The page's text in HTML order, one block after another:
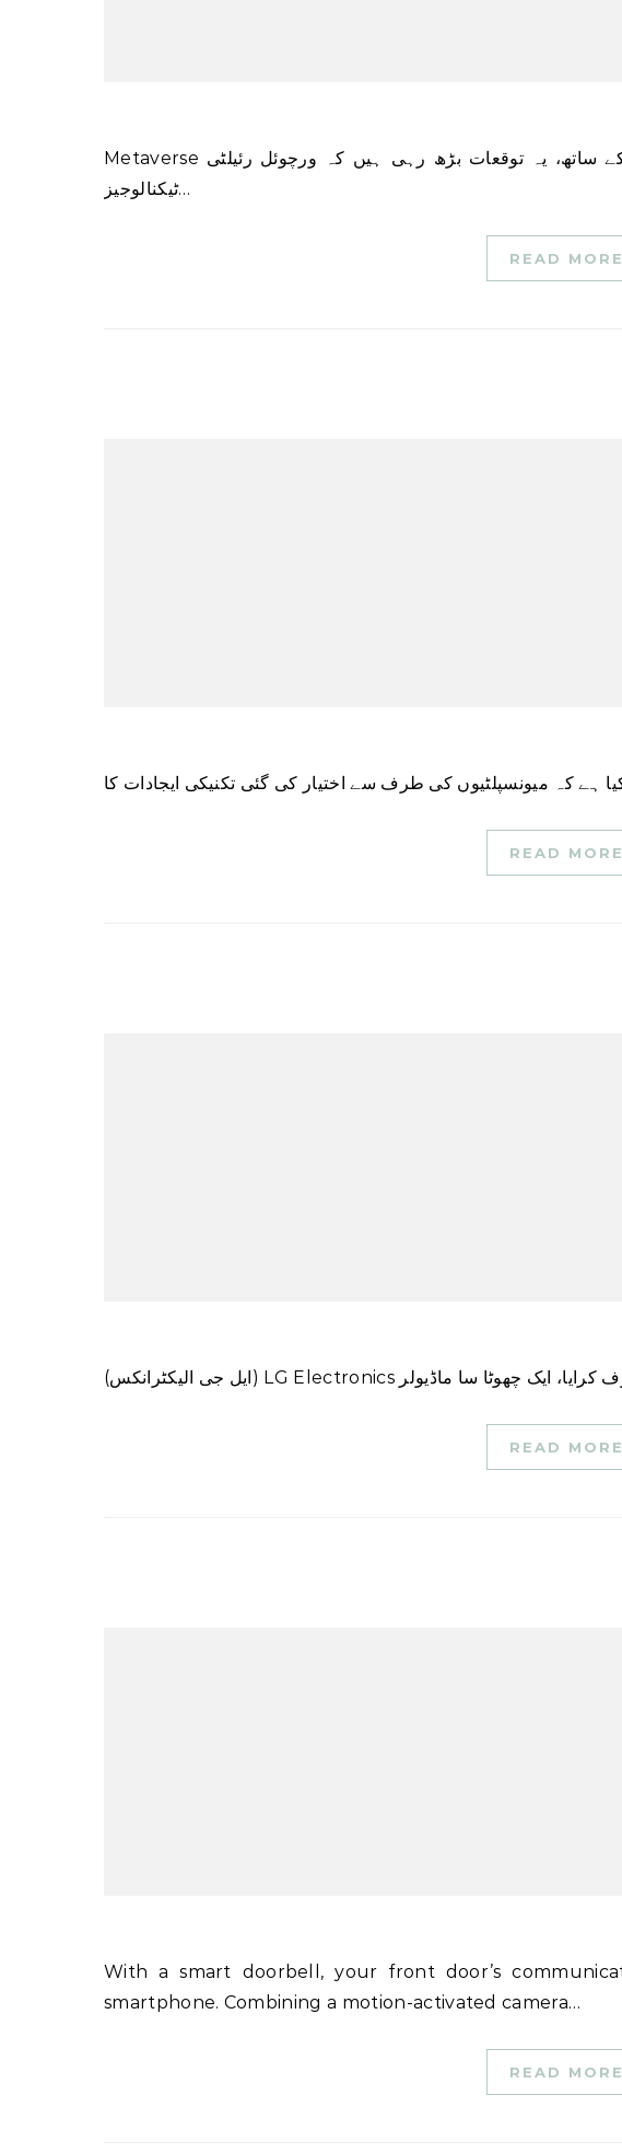
Metaverse دور کی آمد کے ساتھ، یہ توقعات بڑھ رہی ہیں کہ ورچوئل رئیلٹی (VR) اور Augmented reality (AR)
ٹیکنالوجیز…
READ MORE
READ MORE
READ MORE
With a smart doorbell, your front door’s communication skills go from 1980s landline to 2023
smartphone. Combining a motion-activated camera…
READ MORE